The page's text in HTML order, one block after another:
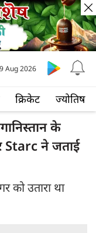
क्रिकेट ज्योतिष
Aug 2026
के
Starc ने जताई
को उतारा था